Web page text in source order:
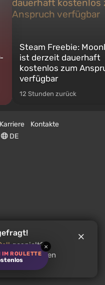
IM ROULETTE
×
Steam Freebie:
ist derzeit dauerhaft
kostenlos zum
verfügbar
12 Stunden zurück
Karriere
Kontakte
DE
Nachrichten:
gespielt?
Spiel anderen